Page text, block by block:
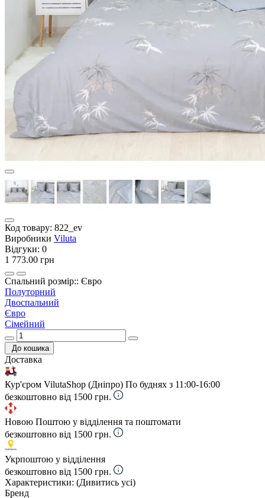
Код товару: 822_ev
Виробники Viluta
Відгуки: 0
1 773.00 грн
Спальний розмір:: Євро
Полуторний
Двоспальний
Євро
Сімейний
До кошика
Доставка
Кур'єром VilutaShop (Дніпро) По буднях з 11:00-16:00
безкоштовно від 1500 грн.
Новою Поштою у відділення та поштомати
безкоштовно від 1500 грн.
Укрпоштою у відділення
безкоштовно від 1500 грн.
Характеристики: (Дивитись усі)
Бренд